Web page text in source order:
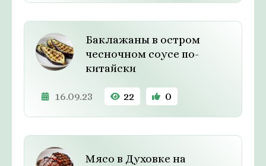
Баклажаны в остром
чесночном соусе по-
китайски
16.09.23 22 0
Мясо в Духовке на